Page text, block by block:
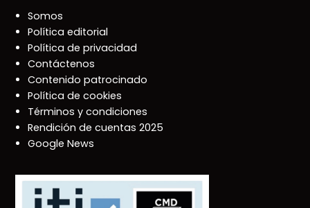
Somos
Política editorial
Política de privacidad
Contáctenos
Contenido patrocinado
Política de cookies
Términos y condiciones
Rendición de cuentas 2025
Google News